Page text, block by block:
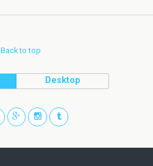
Back to top
Desktop